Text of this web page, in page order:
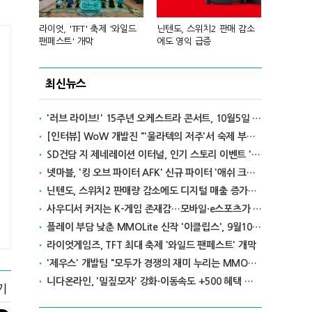
라이엇, 'TFT' 축제 '와일드
팬페스트' 개막
닌텐도, 스위치2 판매 감소
에도 영익 급증
최신뉴스
'러브 라이브!' 15주년 오케스트라 콘서트, 10월5일 한국서 첫 해외 공연
[인터뷰] WoW 개발진 "'울라텍의 저주'서 숙제 부담 줄이고 보상 높여"
SD건담 지 제네레이션 이터널, 인기 스토리 이벤트 '라크로아의 용사' 재개최
넷마블, '킹 오브 파이터 AFK' 신규 파이터 '애쉬 크림존' 업데이트
닌텐도, 스위치2 판매량 감소에도 디지털 매출 증가로 영익 급증
사우디서 커지는 K-게임 존재감…모바일·e스포츠가 이끌었다
플레이 부담 낮춘 MMOLite 신작 '이클립스', 9월10일 출격
라이엇게임즈, TFT 최대 축제 '와일드 팬페스트' 개막
'제우스' 개발팀 "모두가 경쟁의 재미 누리는 MMORPG로 만들 것"
니다온라인, '밀짚모자' 강화·이동속도 +500 혜택 이벤트 진행